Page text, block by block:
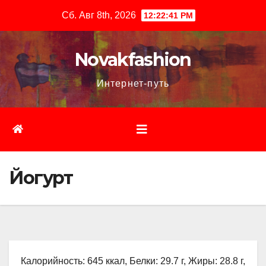
содержимому
Сб. Авг 8th, 2026 12:22:42 PM
Novakfashion
Интернет-путь
Йогурт
Калорийность: 645 ккал, Белки: 29.7 г, Жиры: 28.8 г,